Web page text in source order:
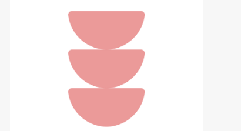
Munchkin Карандаши для ванны
728 ₽
Добавить в вишлист